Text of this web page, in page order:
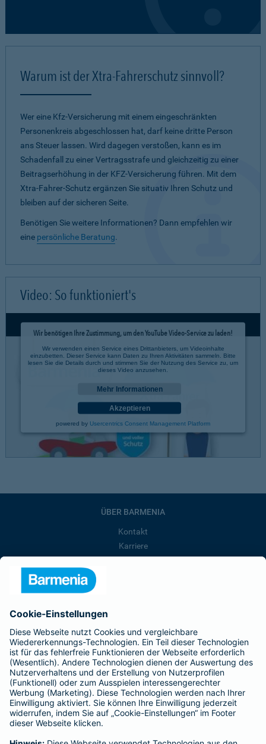
Warum ist der Xtra-Fahrerschutz sinnvoll?
Wer eine Kfz-Versicherung mit einem eingeschränkten
Personenkreis abgeschlossen hat, darf keine dritte Person
ans Steuer lassen. Wird dagegen verstoßen, kann es im
Schadenfall zu einer Vertragsstrafe und gleichzeitig zu einer
Beitragserhöhung in der KFZ-Versicherung führen. Mit dem
Xtra-Fahrer-Schutz ergänzen Sie situativ Ihren Schutz und
bleiben auf der sicheren Seite.
Benötigen Sie weitere Informationen? Dann empfehlen wir
eine persönliche Beratung.
Video: So funktioniert's
Wir benötigen Ihre Zustimmung, um den YouTube Video-Service zu laden!
Wir verwenden einen Service eines Drittanbieters, um Videoinhalte
einzubetten. Dieser Service kann Daten zu Ihren Aktivitäten sammeln. Bitte
lesen Sie die Details durch und stimmen Sie der Nutzung des Service zu, um
dieses Video anzusehen.
Mehr Informationen
Akzeptieren
powered by Usercentrics Consent Management Platform
ÜBER BARMENIA
Kontakt
Karriere
Barmenia ist Teil der BarmeniaGothaer
BELIEBTE SEITEN
Kranken-Zusatzversicherung
Tierversicherungen
Haftpflichtversicherung
Hausratversicherung